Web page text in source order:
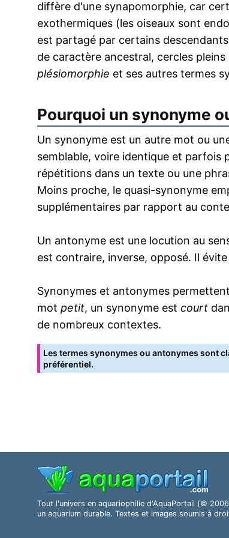
diffère d'une synapomorphie, car
exothermiques (les oiseaux sont
est partagé par certains
de caractère ancestral, cercles
plésiomorphie et ses autres termes
Pourquoi un synonyme
Un synonyme est un autre mot ou
semblable, voire identique et parfois
répétitions dans un texte ou une
Moins proche, le quasi-synonyme
supplémentaires par rapport au
Un antonyme est une locution au
est contraire, inverse, opposé. Il
Synonymes et antonymes
mot petit, un synonyme est court
de nombreux contextes.
Les termes synonymes ou antonymes sont
préférentiel.
Tout l'univers en aquariophilie d'AquaPortail (©
un aquarium durable. Textes et images soumis à